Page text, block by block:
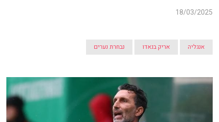
18/03/2025
אנגליה אריק בנאדו נבחרת נערים